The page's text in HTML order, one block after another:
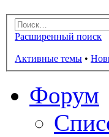
Расширенный поиск
Активные темы •
Форум